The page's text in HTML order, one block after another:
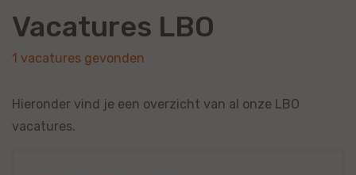
Vacatures LBO
1 vacatures gevonden
Hieronder vind je een overzicht van al onze LBO
vacatures.